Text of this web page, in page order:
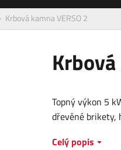
Krbová kamna VERSO 2
Krbová
Topný výkon 5
dřevěné brikety,
Celý popis